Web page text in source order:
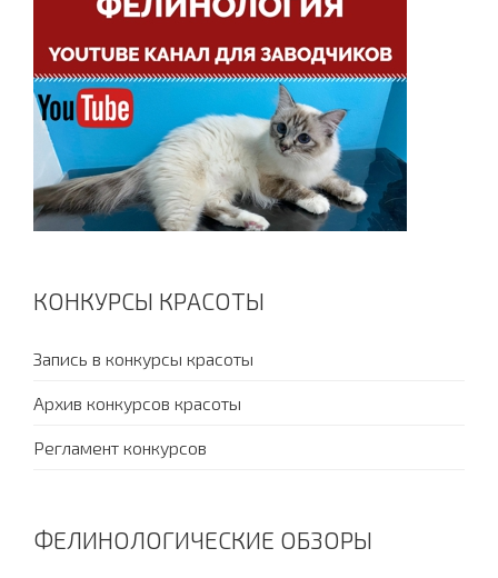
КОНКУРСЫ КРАСОТЫ
Запись в конкурсы красоты
Архив конкурсов красоты
Регламент конкурсов
ФЕЛИНОЛОГИЧЕСКИЕ ОБЗОРЫ